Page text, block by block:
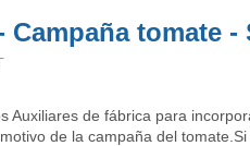
tomate -
Auxiliares de fábrica para
de la campaña del